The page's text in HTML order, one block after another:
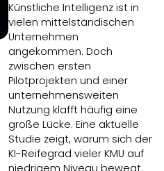
Künstliche Intelligenz ist in
vielen mittelständischen
Unternehmen
angekommen. Doch
zwischen ersten
Pilotprojekten und einer
unternehmensweiten
Nutzung klafft häufig eine
große Lücke. Eine aktuelle
Studie zeigt, warum sich der
KI-Reifegrad vieler KMU auf
niedrigem Niveau bewegt.